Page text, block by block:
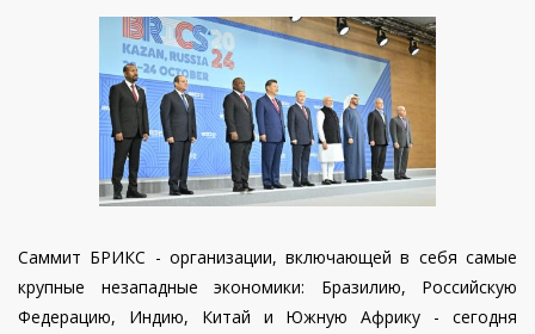
Саммит БРИКС - организации, включающей в себя самые
крупные незападные экономики: Бразилию, Российскую
Федерацию, Индию, Китай и Южную Африку - сегодня